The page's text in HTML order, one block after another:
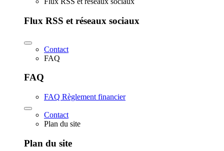
Flux RSS et réseaux sociaux
Contact
FAQ
FAQ
FAQ Règlement financier
Contact
Plan du site
Plan du site